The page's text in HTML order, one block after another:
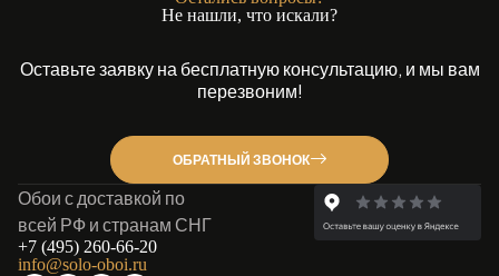
Не нашли, что искали?
Оставьте заявку на бесплатную консультацию, и мы вам
перезвоним!
ОБРАТНЫЙ ЗВОНОК
Обои с доставкой по
всей РФ и странам СНГ
+7 (495) 260-66-20
info@solo-oboi.ru